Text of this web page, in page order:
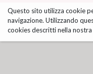
ai
contenuti.
|
Salta
Questo sito utilizza cookie
navigazione. Utilizzando
cookies descritti nella nostra